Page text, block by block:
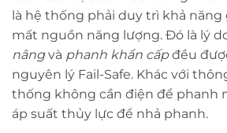
là hệ thống phải duy trì khả năng
mất nguồn năng lượng. Đó là lý
nângvà phanh khẩn cấpđều
nguyên lý Fail-Safe. Khác với
thống không cần điện để phanh
áp suất thủy lực để nhả phanh.